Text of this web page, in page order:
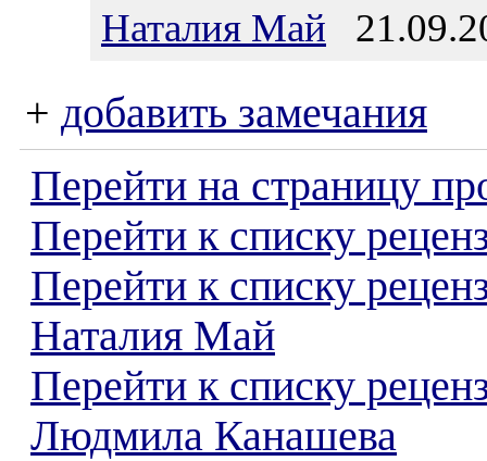
Наталия Май
+ добавить замечания
Перейти на страницу
Перейти к списку
Перейти к списку
Наталия Май
Перейти к списку
Людмила Канашева